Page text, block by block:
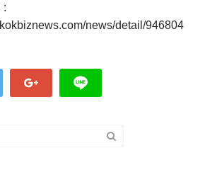
:
news/detail/946804